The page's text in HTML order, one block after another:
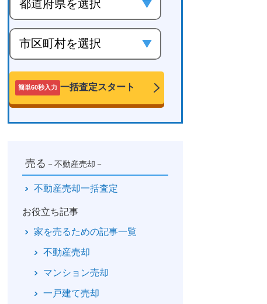
簡単60秒入力 一括査定スタート
売る －不動産売却－
不動産売却一括査定
お役立ち記事
家を売るための記事一覧
不動産売却
マンション売却
一戸建て売却